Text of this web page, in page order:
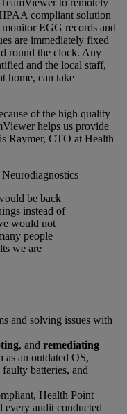
to remotely
compliant solution
EGG records and
are immediately fixed
round the clock. Any
and the local staff,
home, can take
of the high quality
helps us provide
Raymer, CTO at Health
be back
instead of
would not
people
we are
and solving issues with
, and remediating
as an outdated OS,
batteries, and
Health Point
every audit conducted